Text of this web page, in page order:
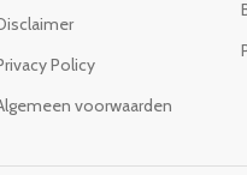
Policy
voorwaarden